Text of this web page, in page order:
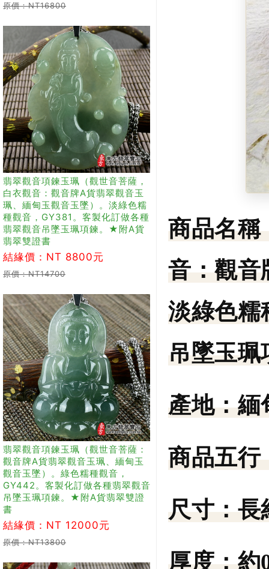
原價：NT16800
翡翠觀音項鍊玉珮（觀世音菩薩，
白衣觀音：觀音牌A貨翡翠觀音玉
珮、緬甸玉觀音玉墜）。淡綠色糯
種觀音，GY381。客製化訂做各種
翡翠觀音吊墜玉珮項鍊。★附A貨
翡翠雙證書
結緣價：NT 8800元
原價：NT14700
翡翠觀音項鍊玉珮（觀世音菩薩：
觀音牌A貨翡翠觀音玉珮、緬甸玉
觀音玉墜）。綠色糯種觀音，
GY442。客製化訂做各種翡翠觀音
吊墜玉珮項鍊。★附A貨翡翠雙證
書
結緣價：NT 12000元
原價：NT13800
商品名稱
音：觀音
淡綠色糯
吊墜玉
產地： 緬
商品五行
尺寸： 長
厚度： 約